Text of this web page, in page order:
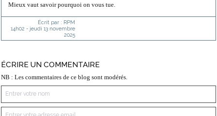
Mieux vaut savoir pourquoi on vous tue.
Écrit par : RPM
14h02 - jeudi 13 novembre
2025
ÉCRIRE UN COMMENTAIRE
NB : Les commentaires de ce blog sont modérés.